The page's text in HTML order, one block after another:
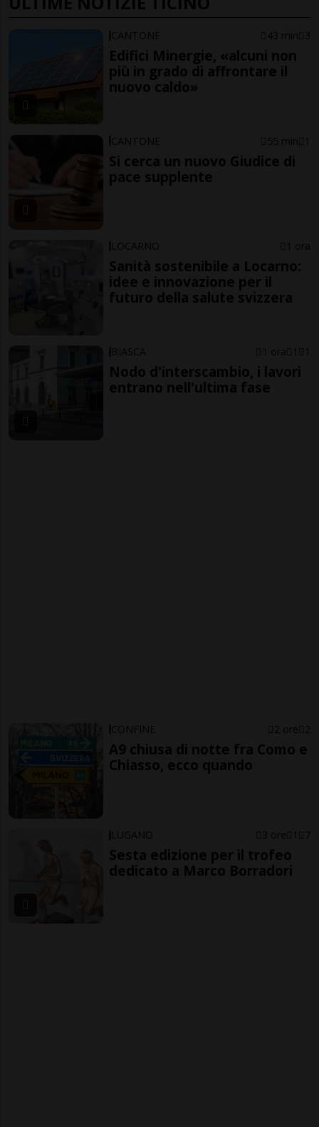
CANTONE 43 min 3
Edifici Minergie, «alcuni non
più in grado di affrontare il
nuovo caldo»
CANTONE 55 min 1
Si cerca un nuovo Giudice di
pace supplente
LOCARNO 1 ora
Sanità sostenibile a Locarno:
idee e innovazione per il
futuro della salute svizzera
BIASCA 1 ora 1 1
Nodo d'interscambio, i lavori
entrano nell'ultima fase
CONFINE 2 ore 2
A9 chiusa di notte fra Como e
Chiasso, ecco quando
LUGANO 3 ore 1 7
Sesta edizione per il trofeo
dedicato a Marco Borradori